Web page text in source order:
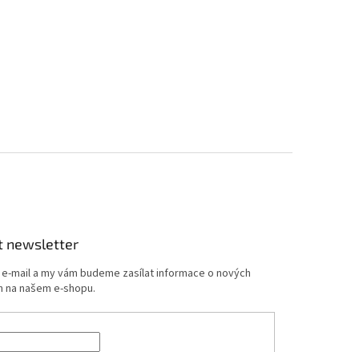
newsletter
mail a my vám budeme zasílat informace o nových
našem e-shopu.